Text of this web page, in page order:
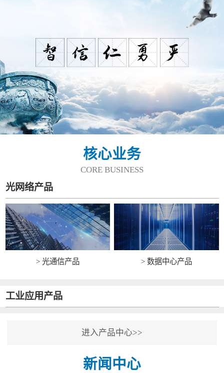
核心业务
CORE BUSINESS
光网络产品
> 光通信产品 > 数据中心产品
工业应用产品
进入产品中心>>
新闻中心